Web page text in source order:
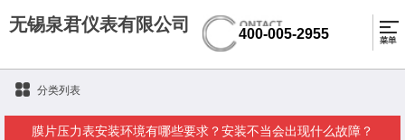
无锡泉君仪表有限公司 400-005-2955
分类列表
膜片压力表安装环境有哪些要求？安装不当会出现什么故障？